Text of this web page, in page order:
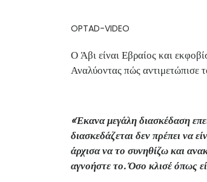
OPTAD-VIDEO
Ο Άβι είναι Εβραίος και
Αναλύοντας πώς αντιμετώπισε
«Έκανα μεγάλη διασκέδαση
διασκεδάζεται δεν πρέπει να
άρχισα να το συνηθίζω και
αγνοήστε το. Όσο κλισέ όπως